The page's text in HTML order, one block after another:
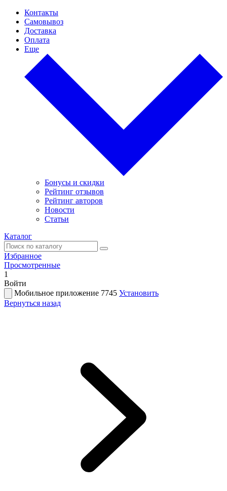
Контакты
Самовывоз
Доставка
Оплата
Еще
Бонусы и скидки
Рейтинг отзывов
Рейтинг авторов
Новости
Статьи
Каталог
Избранное
Просмотренные
1
Войти
Мобильное приложение 7745 Установить
Вернуться назад